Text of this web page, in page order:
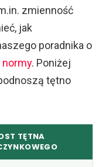
zmienność
jak
poradnika o
normy. Poniżej
tętno
TĘTNA